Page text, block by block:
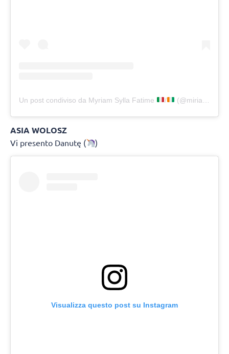
Un post condiviso da Myriam Sylla Fatime / (@miriamsylla)
ASIA WOLOSZ
Vi presento Danutę ( )
Visualizza questo post su Instagram